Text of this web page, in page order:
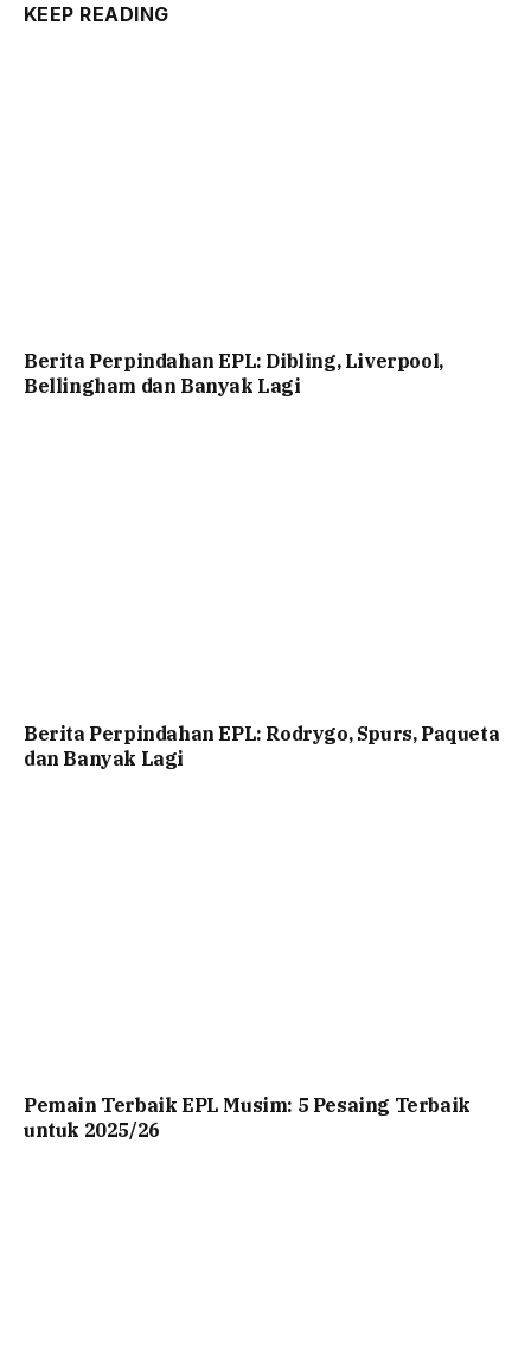
KEEP READING
Berita Perpindahan EPL: Dibling, Liverpool,
Bellingham dan Banyak Lagi
Berita Perpindahan EPL: Rodrygo, Spurs, Paqueta
dan Banyak Lagi
Pemain Terbaik EPL Musim: 5 Pesaing Terbaik
untuk 2025/26